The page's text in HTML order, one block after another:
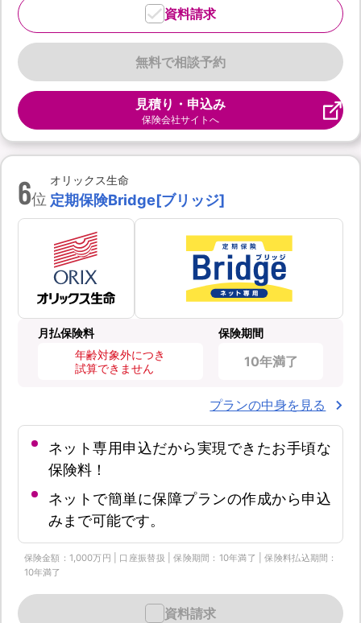
無料で相談予約
資料請求
見積り・申込み
保険会社サイトへ
6位
オリックス生命
定期保険Bridge[ブリッジ]
月払保険料
年齢対象外につき
試算できません
保険期間
10年満了
プランの中身を見る
ネット専用申込だから実現できたお手頃な
保険料！
ネットで簡単に保障プランの作成から申込
みまで可能です。
保険金額：1,000万円 | 口座振替扱 | 保険期間：10年満了 | 保険料払込期間：
10年満了
資料請求